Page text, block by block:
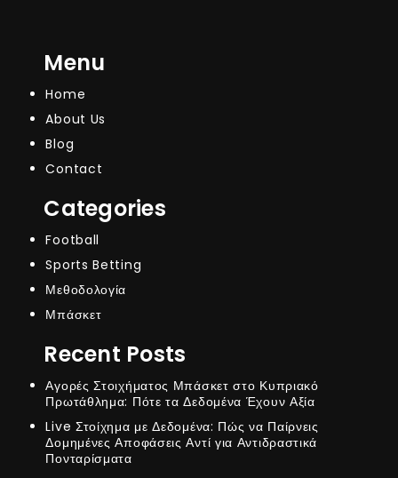
Menu
Home
About Us
Blog
Contact
Categories
Football
Sports Betting
Μεθοδολογία
Μπάσκετ
Recent Posts
Αγορές Στοιχήματος Μπάσκετ στο Κυπριακό
Πρωτάθλημα: Πότε τα Δεδομένα Έχουν Αξία
Live Στοίχημα με Δεδομένα: Πώς να Παίρνεις
Δομημένες Αποφάσεις Αντί για Αντιδραστικά
Πονταρίσματα